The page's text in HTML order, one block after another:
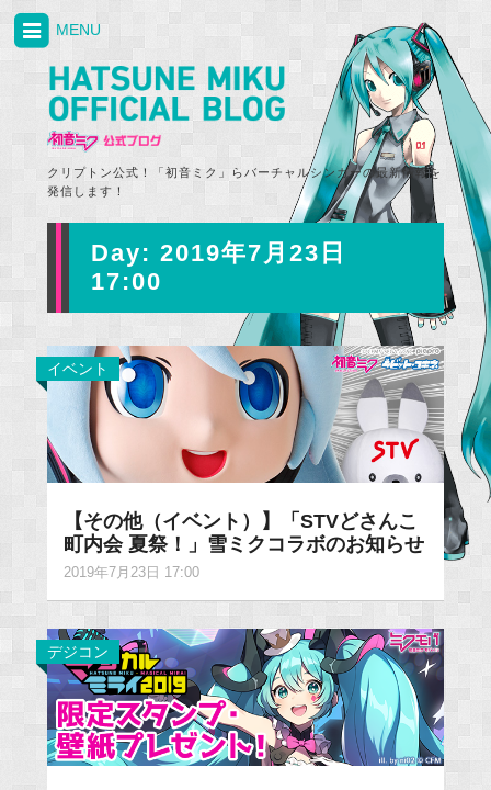
クリプトン公式！「初音ミク」らバーチャルシンガーの最新情報を
発信します！
MENU
Day: 2019年7月23日
17:00
イベント
【その他（イベント）】「STVどさんこ
町内会 夏祭！」雪ミクコラボのお知らせ
2019年7月23日 17:00
デジコン